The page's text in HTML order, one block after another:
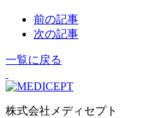
前の記事
次の記事
一覧に戻る
株式会社メディセプト